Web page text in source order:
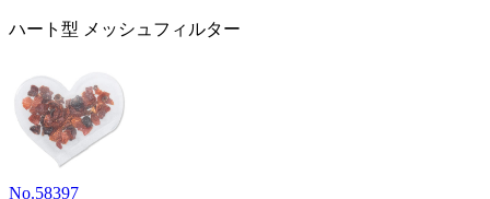
ハート型 メッシュフィルター
No.58397